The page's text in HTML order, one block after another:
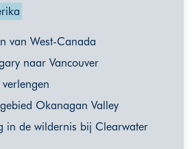
van West-Canada
naar Vancouver
Okanagan Valley
in de wildernis bij Clearwater